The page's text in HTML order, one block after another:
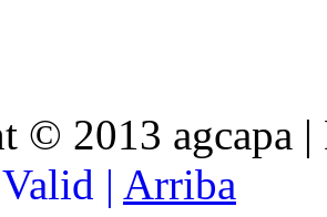
© 2013 agcapa
| Arriba